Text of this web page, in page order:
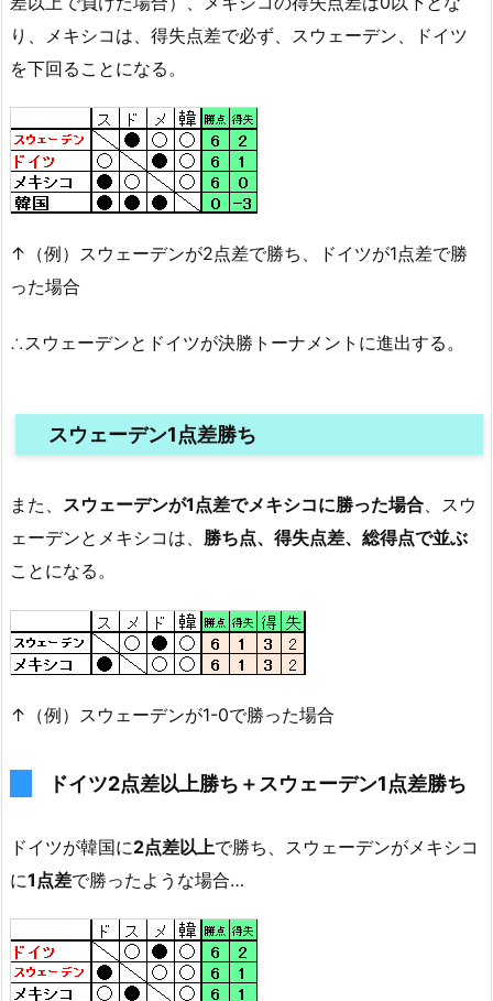
り、メキシコは、得失点差で必ず、スウェーデン、ドイツ
を下回ることになる。
↑（例）スウェーデンが2点差で勝ち、ドイツが1点差で勝
った場合
∴スウェーデンとドイツが決勝トーナメントに進出する。
スウェーデン1点差勝ち
また、 スウェーデンが1点差でメキシコに勝った場合 、スウ
ェーデンとメキシコは、 勝ち点、得失点差、総得点で並ぶ
ことになる。
↑（例）スウェーデンが1-0で勝った場合
ドイツ2点差以上勝ち＋スウェーデン1点差勝ち
ドイツが韓国に2点差以上で勝ち、スウェーデンがメキシコ
に1点差で勝ったような場合…